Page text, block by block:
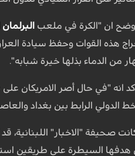
ان "الكرة في ملعب
هذه القوات وحفظ سيادة
من الدماء بذلها خيرة شبابه".
انه "في حال أصر الامريكان
الدولي الرابط بين بغداد
صحيفة "الاخبار" اللبنانية،
هدفها السيطرة على طريقين